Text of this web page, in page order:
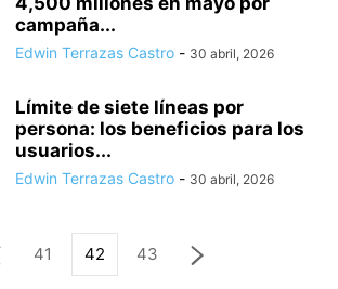
campaña...
Edwin Terrazas Castro - 30 abril, 2026
Límite de siete líneas por
persona: los beneficios para los
usuarios...
Edwin Terrazas Castro - 30 abril, 2026
41 42 43